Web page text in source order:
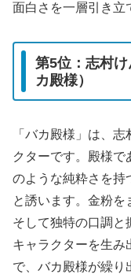
面白さを一層引き立
第5位：志村
カ殿様）
「バカ殿様」は、
クターです。殿様
のような純粋さを持
と誘います。金粉を
そして独特の口調と
キャラクターを生み
で、バカ殿様が繰り